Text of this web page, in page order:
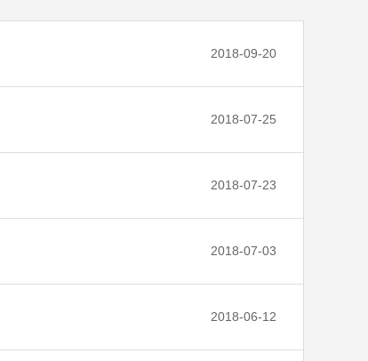
2018-09-20
2018-07-25
2018-07-23
2018-07-03
2018-06-12